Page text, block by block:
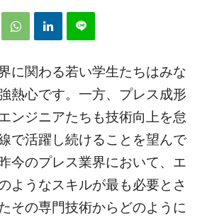
に関わる若い学生たちはみな
熱心です。一方、プレス成形
ンジニアたちも技術向上を怠
で活躍し続けることを望んで
今のプレス業界において、エ
ようなスキルが最も必要とさ
その専門技術からどのように